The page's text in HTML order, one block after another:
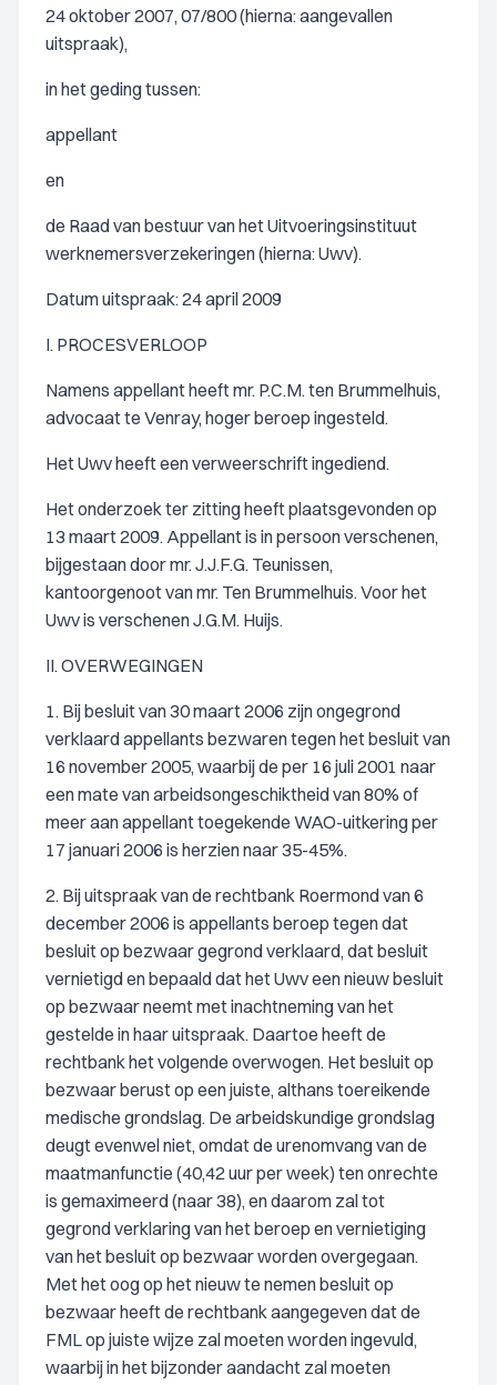
24 oktober 2007, 07/800 (hierna: aangevallen
uitspraak),
in het geding tussen:
appellant
en
de Raad van bestuur van het Uitvoeringsinstituut
werknemersverzekeringen (hierna: Uwv).
Datum uitspraak: 24 april 2009
I. PROCESVERLOOP
Namens appellant heeft mr. P.C.M. ten Brummelhuis,
advocaat te Venray, hoger beroep ingesteld.
Het Uwv heeft een verweerschrift ingediend.
Het onderzoek ter zitting heeft plaatsgevonden op
13 maart 2009. Appellant is in persoon verschenen,
bijgestaan door mr. J.J.F.G. Teunissen,
kantoorgenoot van mr. Ten Brummelhuis. Voor het
Uwv is verschenen J.G.M. Huijs.
II. OVERWEGINGEN
1. Bij besluit van 30 maart 2006 zijn ongegrond
verklaard appellants bezwaren tegen het besluit van
16 november 2005, waarbij de per 16 juli 2001 naar
een mate van arbeidsongeschiktheid van 80% of
meer aan appellant toegekende WAO-uitkering per
17 januari 2006 is herzien naar 35-45%.
2. Bij uitspraak van de rechtbank Roermond van 6
december 2006 is appellants beroep tegen dat
besluit op bezwaar gegrond verklaard, dat besluit
vernietigd en bepaald dat het Uwv een nieuw besluit
op bezwaar neemt met inachtneming van het
gestelde in haar uitspraak. Daartoe heeft de
rechtbank het volgende overwogen. Het besluit op
bezwaar berust op een juiste, althans toereikende
medische grondslag. De arbeidskundige grondslag
deugt evenwel niet, omdat de urenomvang van de
maatmanfunctie (40,42 uur per week) ten onrechte
is gemaximeerd (naar 38), en daarom zal tot
gegrond verklaring van het beroep en vernietiging
van het besluit op bezwaar worden overgegaan.
Met het oog op het nieuw te nemen besluit op
bezwaar heeft de rechtbank aangegeven dat de
FML op juiste wijze zal moeten worden ingevuld,
waarbij in het bijzonder aandacht zal moeten